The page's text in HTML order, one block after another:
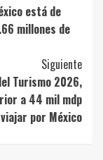
está de
millones de
Siguiente
Turismo 2026,
a 44 mil mdp
por México